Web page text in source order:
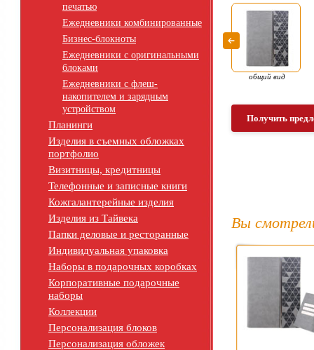
печатью
Ежедневники комбинированные
Бизнес-блокноты
Ежедневники с оригинальными
блоками
Ежедневники с флеш-
накопителем и зарядным
устройством
Планинги
Изделия в съемных обложках
портфолио
Визитницы, кредитницы
Телефонные и записные книги
Кожгалантерейные изделия
Изделия из Тайвека
Папки деловые и ресторанные
Индивидуальная упаковка
Наборы в подарочных коробках
Корпоративные подарочные
наборы
Коллекции
Персонализация блоков
Персонализация обложек
общий вид
Получить
Вы